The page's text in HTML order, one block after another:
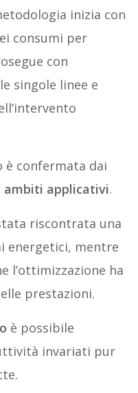
inizia con
consumi per
con
singole linee e
è confermata dai
applicativi.
riscontrata una
energetici, mentre
l’ottimizzazione ha
prestazioni.
è possibile
invariati pur